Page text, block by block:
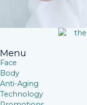
Menu
Face
Body
Anti-Aging
Technology